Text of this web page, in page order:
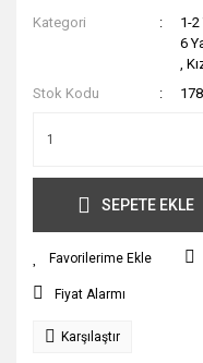
Kategori 1-
6
,
Stok Kodu
SEPETE EKLE
Fiyat Alarmı
Karşılaştır